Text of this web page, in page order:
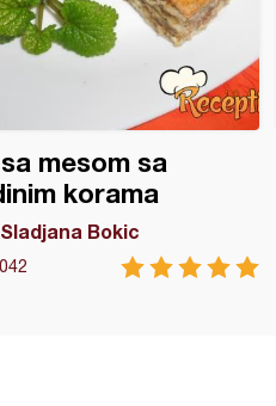
mesom sa
korama
Sladjana Bokic